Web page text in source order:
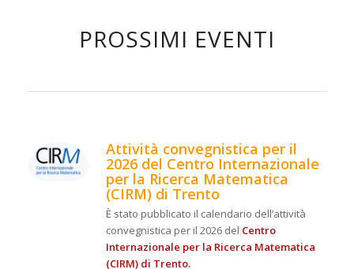
PROSSIMI EVENTI
Attività convegnistica per il
2026 del Centro Internazionale
per la Ricerca Matematica
(CIRM) di Trento
È stato pubblicato il calendario dell’attività
convegnistica per il 2026 del Centro
Internazionale per la Ricerca Matematica
(CIRM) di Trento.